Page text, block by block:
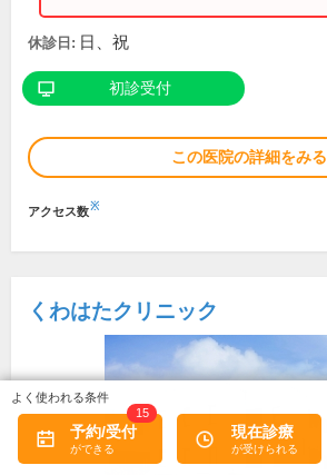
休診日: 日、祝
初診受付
この医院の詳細をみる
アクセス数※
くわはたクリニック
予約/受付
15
現在診療